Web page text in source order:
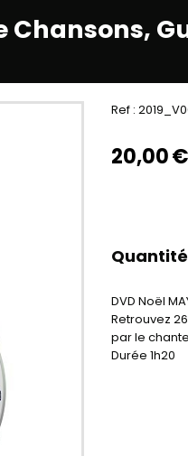
Chansons,
Ref :
20,00€
DVD Noël
Retrouvez
par le
Durée 1h20